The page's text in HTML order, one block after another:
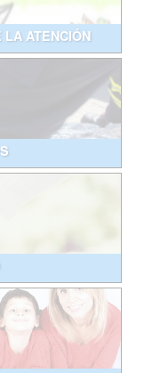
LA ATENCIÓN